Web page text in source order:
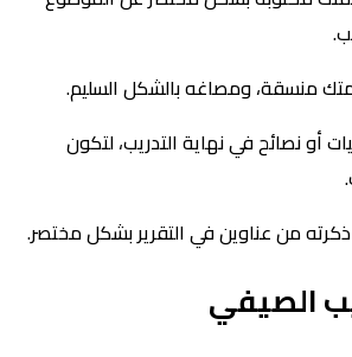
منسقة، ومصاغه بالشكل السليم.
أو نصائح في نهاية التدريب، لتكون
من عناوين في التقرير بشكل مختصر.
الصيفي